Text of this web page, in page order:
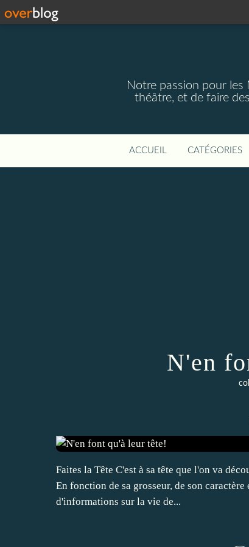
Notre passion pour les
théâtre, et de faire
ACCUEIL CATÉGORIES
N'en
Faites la Tête C'est à sa tête que l'on va
En fonction de sa grosseur, de son
d'informations sur la vie de...